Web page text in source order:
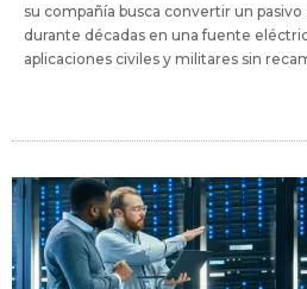
su compañía busca convertir un
durante décadas en una fuente
aplicaciones civiles y militares sin